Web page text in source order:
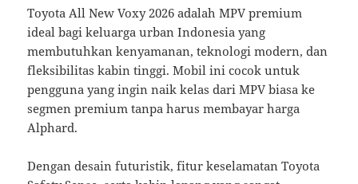
Toyota All New Voxy 2026 adalah MPV premium
ideal bagi keluarga urban Indonesia yang
membutuhkan kenyamanan, teknologi modern, dan
fleksibilitas kabin tinggi. Mobil ini cocok untuk
pengguna yang ingin naik kelas dari MPV biasa ke
segmen premium tanpa harus membayar harga
Alphard.
Dengan desain futuristik, fitur keselamatan Toyota